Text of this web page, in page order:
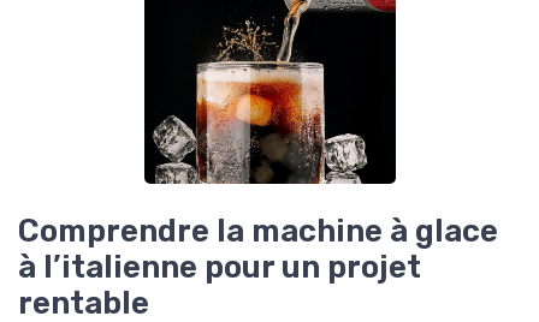
Comprendre la machine à glace
à l’italienne pour un projet
rentable